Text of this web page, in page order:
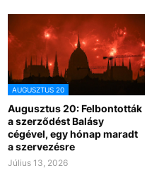
AUGUSZTUS 20
Augusztus 20: Felbontották
a szerződést Balásy
cégével, egy hónap maradt
a szervezésre
Július 13, 2026